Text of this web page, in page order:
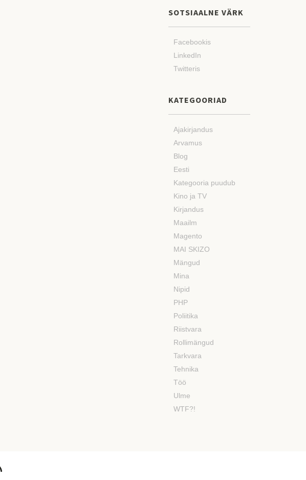
SOTSIAALNE VÄRK
Facebookis
LinkedIn
Twitteris
KATEGOORIAD
Ajakirjandus
Arvamus
Blog
Eesti
Kategooria puudub
Kino ja TV
Kirjandus
Maailm
Magento
MAI SKIZO
Mängud
Mina
Nipid
PHP
Poliitika
Riistvara
Rollimängud
Tarkvara
Tehnika
Töö
Ulme
WTF?!